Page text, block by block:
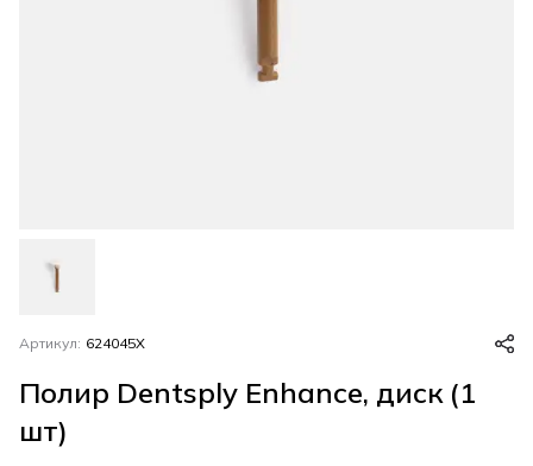
Артикул: 624045X
Полир Dentsply Enhance, диск (1
шт)